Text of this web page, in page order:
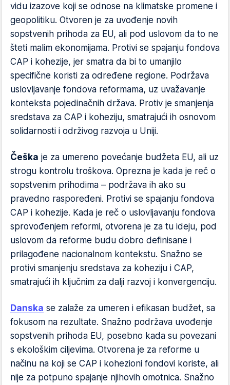
vidu izazove koji se odnose na klimatske promene i
geopolitiku. Otvoren je za uvođenje novih
sopstvenih prihoda za EU, ali pod uslovom da to ne
šteti malim ekonomijama. Protivi se spajanju fondova
CAP i kohezije, jer smatra da bi to umanjilo
specifične koristi za određene regione. Podržava
uslovljavanje fondova reformama, uz uvažavanje
konteksta pojedinačnih država. Protiv je smanjenja
sredstava za CAP i koheziju, smatrajući ih osnovom
solidarnosti i održivog razvoja u Uniji.
Češka je za umereno povećanje budžeta EU, ali uz
strogu kontrolu troškova. Oprezna je kada je reč o
sopstvenim prihodima – podržava ih ako su
pravedno raspoređeni. Protivi se spajanju fondova
CAP i kohezije. Kada je reč o uslovljavanju fondova
sprovođenjem reformi, otvorena je za tu ideju, pod
uslovom da reforme budu dobro definisane i
prilagođene nacionalnom kontekstu. Snažno se
protivi smanjenju sredstava za koheziju i CAP,
smatrajući ih ključnim za dalji razvoj i konvergenciju.
Danska se zalaže za umeren i efikasan budžet, sa
fokusom na rezultate. Snažno podržava uvođenje
sopstvenih prihoda EU, posebno kada su povezani
s ekološkim ciljevima. Otvorena je za reforme u
načinu na koji se CAP i kohezioni fondovi koriste, ali
nije za potpuno spajanje njihovih omotnica. Snažno